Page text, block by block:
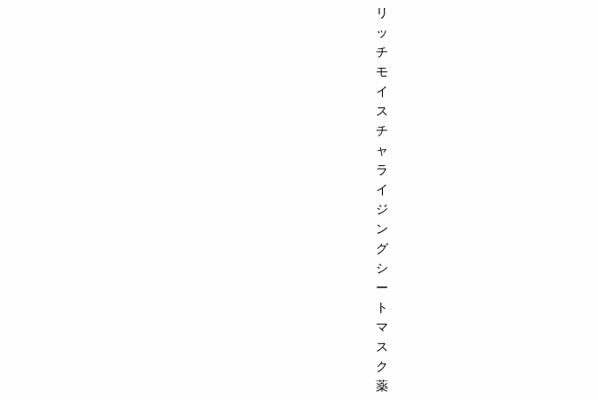
リ
ッ
チ
モ
イ
ス
チ
ャ
ラ
イ
ジ
ン
グ
シ
ー
ト
マ
ス
ク
薬